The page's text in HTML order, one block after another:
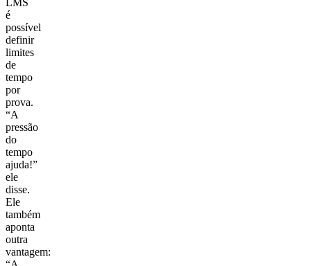
é
possível
definir
limites
de
tempo
por
prova.
“A
pressão
do
tempo
ajuda!”
ele
disse.
Ele
também
aponta
outra
vantagem: